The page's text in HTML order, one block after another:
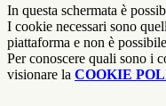
In questa schermata è
I cookie necessari sono
piattaforma e non è
Per conoscere quali sono i
visionare la COOKIE